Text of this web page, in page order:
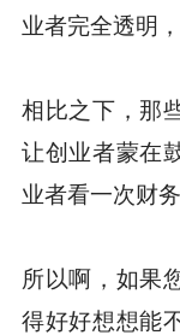
业者完全透明
相比之下，那
让创业者蒙在
业者看一次财
所以啊，如果
得好好想想能